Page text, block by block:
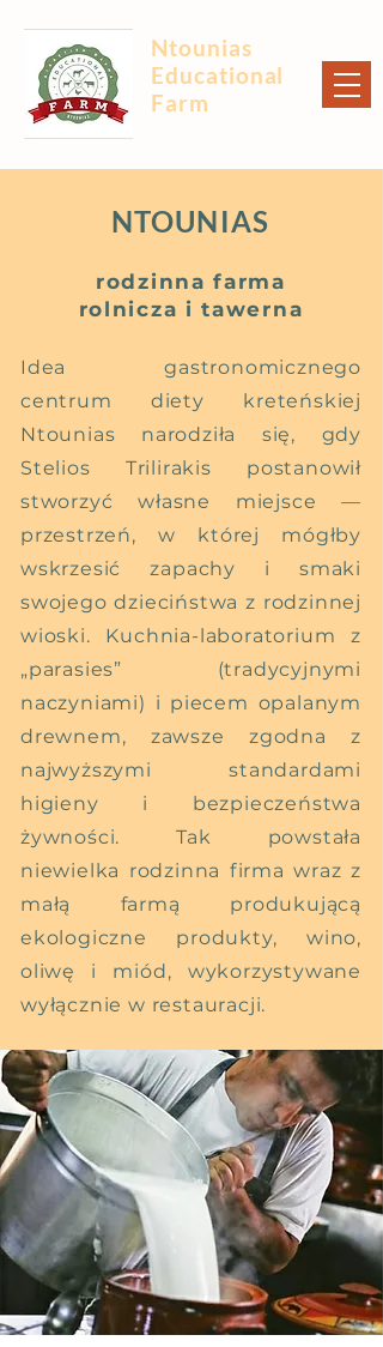
Ntounias
Educational
Farm
NTOUNIAS
rodzinna farma
rolnicza i tawerna
Idea gastronomicznego
centrum diety kreteńskiej
Ntounias narodziła się, gdy
Stelios Trilirakis postanowił
stworzyć własne miejsce —
przestrzeń, w której mógłby
wskrzesić zapachy i smaki
swojego dzieciństwa z rodzinnej
wioski. Kuchnia-laboratorium z
„parasies” (tradycyjnymi
naczyniami) i piecem opalanym
drewnem, zawsze zgodna z
najwyższymi standardami
higieny i bezpieczeństwa
żywności. Tak powstała
niewielka rodzinna firma wraz z
małą farmą produkującą
ekologiczne produkty, wino,
oliwę i miód, wykorzystywane
wyłącznie w restauracji.